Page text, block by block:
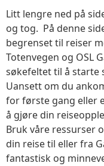
Litt lengre ned på
og tog. På denne
begrenset til reiser
Totenvegen og OSL
søkefeltet til å starte
Uansett om du
for første gang eller
å gjøre din
Bruk våre ressurser
din reise til eller fra
fantastisk og